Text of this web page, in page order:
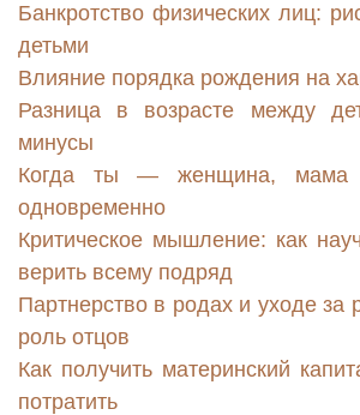
Банкротство физических лиц:
детьми
Влияние порядка рождения на
Разница в возрасте между
минусы
Когда ты — женщина, мама
одновременно
Критическое мышление: как
верить всему подряд
Партнерство в родах и уходе за
роль отцов
Как получить материнский
потратить